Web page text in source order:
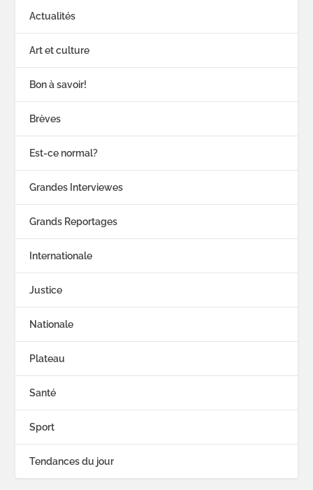
Actualités
Art et culture
Bon à savoir!
Brèves
Est-ce normal?
Grandes Interviewes
Grands Reportages
Internationale
Justice
Nationale
Plateau
Santé
Sport
Tendances du jour